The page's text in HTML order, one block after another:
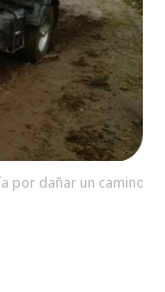
por dañar un camino